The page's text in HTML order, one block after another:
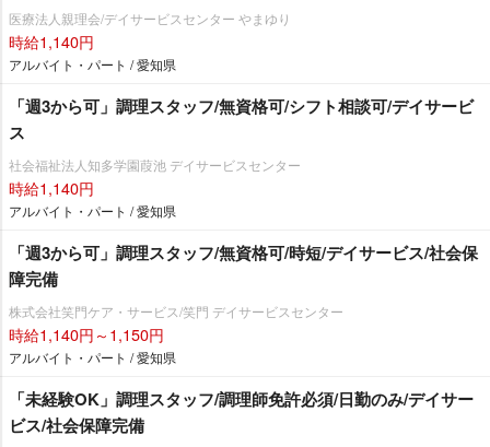
医療法人親理会/デイサービスセンター やまゆり
時給1,140円
アルバイト・パート / 愛知県
「週3から可」調理スタッフ/無資格可/シフト相談可/デイサービ
ス
社会福祉法人知多学園葭池 デイサービスセンター
時給1,140円
アルバイト・パート / 愛知県
「週3から可」調理スタッフ/無資格可/時短/デイサービス/社会保
障完備
株式会社笑門ケア・サービス/笑門 デイサービスセンター
時給1,140円～1,150円
アルバイト・パート / 愛知県
「未経験OK」調理スタッフ/調理師免許必須/日勤のみ/デイサー
ビス/社会保障完備